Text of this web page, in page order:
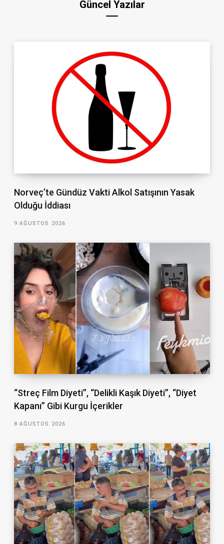
Güncel Yazılar
Norveç’te Gündüz Vakti Alkol Satışının Yasak
Olduğu İddiası
9 AĞUSTOS 2026
“Streç Film Diyeti”, “Delikli Kaşık Diyeti”, “Diyet
Kapanı” Gibi Kurgu İçerikler
8 AĞUSTOS 2026